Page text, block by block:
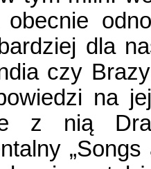
dla
czy
na
z nią